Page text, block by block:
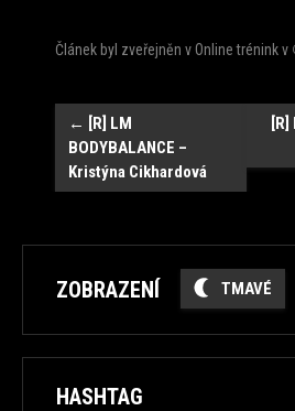
Článek byl zveřejněn vOnline tréninkv
Navigace
← [R] LM
BODYBALANCE –
Kristýna Cikhardová
ZOBRAZENÍ TMAVÉ
HASHTAG